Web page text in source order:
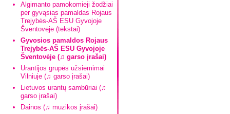
Algimanto pamokomieji žodžiai
per gyvąsias pamaldas Rojaus
Trejybės-AŠ ESU Gyvojoje
Šventovėje (tekstai)
Gyvosios pamaldos Rojaus
Trejybės-AŠ ESU Gyvojoje
Šventovėje (♫ garso įrašai)
Urantijos grupės užsiėmimai
Vilniuje (♫ garso įrašai)
Lietuvos urantų sambūriai (♫
garso įrašai)
Dainos (♫ muzikos įrašai)